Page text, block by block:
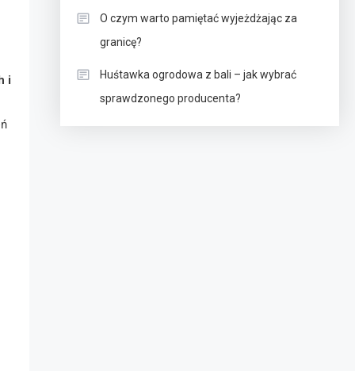
i
O czym warto pamiętać wyjeżdżając za
granicę?
Huśtawka ogrodowa z bali – jak wybrać
sprawdzonego producenta?